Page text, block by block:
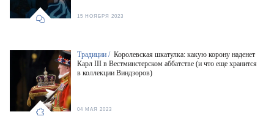
15 НОЯБРЯ 2023
Традиции / Королевская шкатулка: какую корону наденет
Карл III в Вестминстерском аббатстве (и что еще хранится
в коллекции Виндзоров)
04 МАЯ 2023